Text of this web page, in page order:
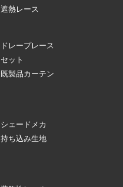
遮熱レース
ドレープレース
セット
既製品カーテン
シェードメカ
持ち込み生地